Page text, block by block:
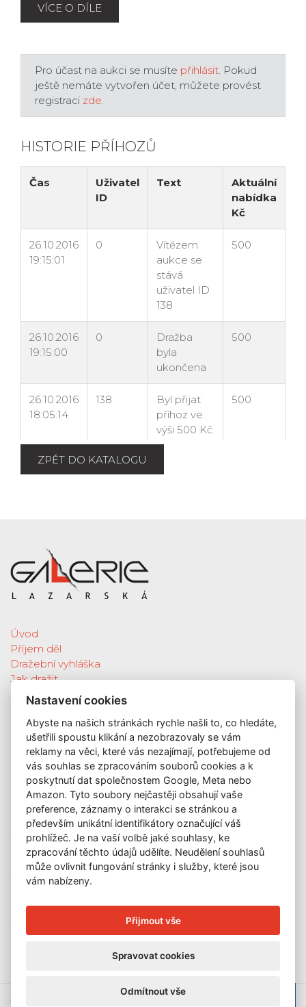
VÍCE O DÍLE
Pro účast na aukci se musíte přihlásit . Pokud
ještě nemáte vytvořen účet, můžete provést
registraci zde
HISTORIE PŘÍHOZŮ
ZPĚT DO KATALOGU
Úvod
Příjem děl
Dražební vyhláška
Jak dražit
Galerie
Katalog vydražených děl
O nás
GDPR
Kontakt
KONTAKT
GALERIE LAZARSKÁ
Lazarská 7
110 00 Praha 1
E-mail:
info@galerielazarska.cz
Telefon:
+420 222 523 739
OTEVÍRACÍ DOBA
© 2026 Galerie Lazarská | E-mail:
Nastavení cookies
Abyste na našich stránkách rychle našli to, co hledáte,
ušetřili spoustu klikání a nezobrazovaly se vám
reklamy na věci, které vás nezajímají, potřebujeme od
vás souhlas se zpracováním souborů cookies a k
poskytnutí dat společnostem Google, Meta nebo
Amazon. Tyto soubory nejčastěji obsahují vaše
preference, záznamy o interakci se stránkou a
především unikátní identifikátory označující váš
prohlížeč. Je na vaší volbě jaké souhlasy, ke
zpracování těchto údajů udělíte. Neudělení souhlasů
může ovlivnit fungování stránky i služby, které jsou
vám nabízeny.
Přijmout vše
Spravovat cookies
Odmítnout vše